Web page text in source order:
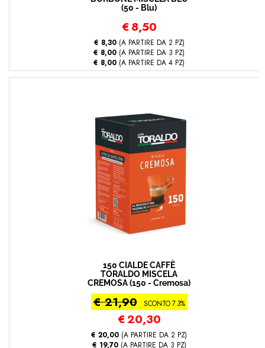
(50 - Blu)
€ 8,50
€ 8,30(A PARTIRE DA 2 PZ)
€ 8,00 (A PARTIRE DA 3 PZ)
€ 8,00 (A PARTIRE DA 4 PZ)
150 CIALDE CAFFÈ
TORALDO MISCELA
CREMOSA (150 - Cremosa)
€ 21,90 SCONTO 7.3%
€20,30
€ 20,00 (A PARTIRE DA 2 PZ)
€ 19,70(A PARTIRE DA 3 PZ)